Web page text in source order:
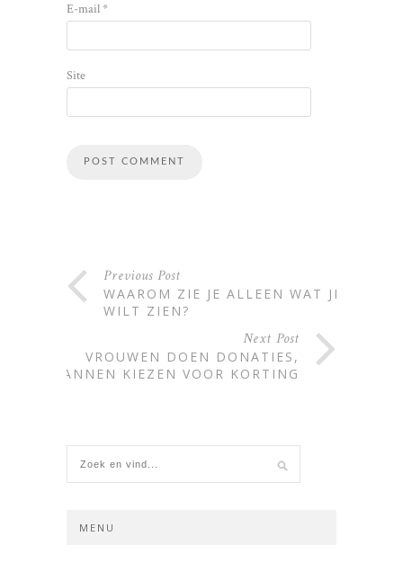
E-mail*
Site
Previous Post
WAAROM ZIE JE ALLEEN WAT JE
WILT ZIEN?
Next Post
VROUWEN DOEN DONATIES,
MANNEN KIEZEN VOOR KORTING
MENU